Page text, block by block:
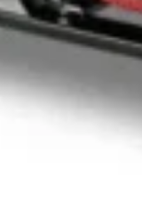
te la
speciale și cele
finalizează